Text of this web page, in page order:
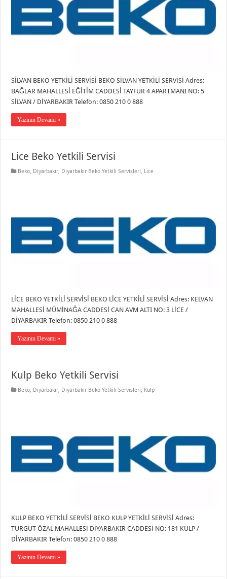
SİLVAN BEKO YETKİLİ SERVİSİ BEKO SİLVAN YETKİLİ SERVİSİ Adres:
BAĞLAR MAHALLESİ EĞİTİM CADDESİ TAYFUR 4 APARTMANI NO: 5
SİLVAN / DİYARBAKIR Telefon: 0850 210 0 888
Yazının Devamı »
Lice Beko Yetkili Servisi
Beko, Diyarbakır, Diyarbakır Beko Yetkili Servisleri, Lice
LİCE BEKO YETKİLİ SERVİSİ BEKO LİCE YETKİLİ SERVİSİ Adres: KELVAN
MAHALLESİ MÜMİNAĞA CADDESİ CAN AVM ALTI NO: 3 LİCE /
DİYARBAKIR Telefon: 0850 210 0 888
Yazının Devamı »
Kulp Beko Yetkili Servisi
Beko, Diyarbakır, Diyarbakır Beko Yetkili Servisleri, Kulp
KULP BEKO YETKİLİ SERVİSİ BEKO KULP YETKİLİ SERVİSİ Adres:
TURGUT ÖZAL MAHALLESİ DİYARBAKIR CADDESİ NO: 181 KULP /
DİYARBAKIR Telefon: 0850 210 0 888
Yazının Devamı »